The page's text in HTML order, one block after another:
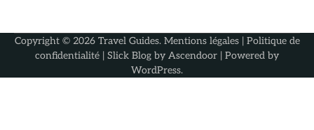
Copyright © 2026 Travel Guides. Mentions légales| Politique de
confidentialité | Slick Blog by Ascendoor | Powered by
WordPress.